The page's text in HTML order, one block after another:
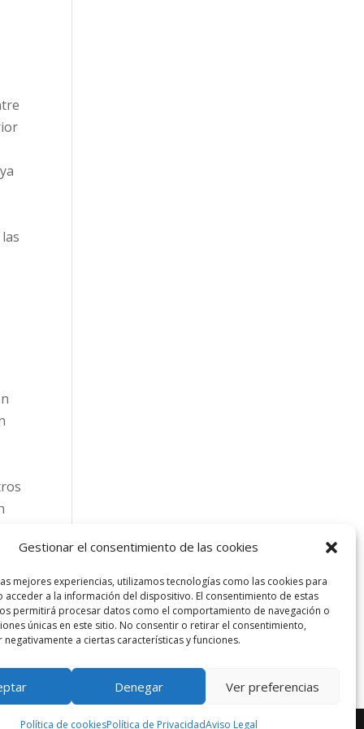
Gestionar el consentimiento de las cookies
mejores experiencias, utilizamos tecnologías como las cookies para
acceder a la información del dispositivo. El consentimiento de estas
permitirá procesar datos como el comportamiento de navegación o
únicas en este sitio. No consentir o retirar el consentimiento,
negativamente a ciertas características y funciones.
Denegar Ver preferencias
Política de cookiesPolítica de PrivacidadAviso Legal